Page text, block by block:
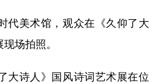
Français عربى
日本語
美术馆，观众在《久仰了大
场拍照。
诗人》国风诗词艺术展在位